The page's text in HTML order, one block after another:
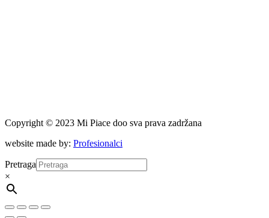
Copyright © 2023 Mi Piace doo sva prava zadržana
website made by: Profesionalci
Pretraga
×